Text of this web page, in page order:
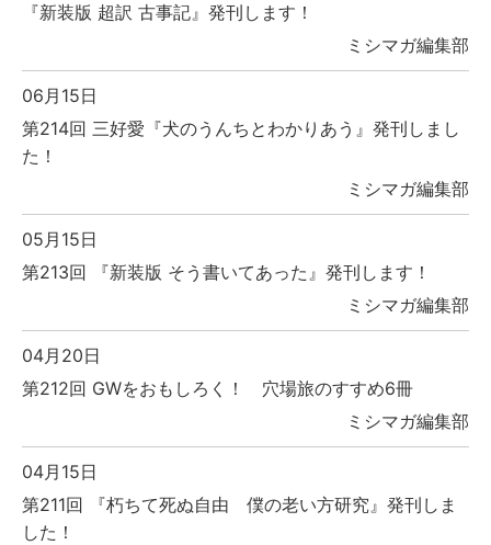
『新装版 超訳 古事記』発刊します！
ミシマガ編集部
06月15日
第214回 三好愛『犬のうんちとわかりあう』発刊しまし
た！
ミシマガ編集部
05月15日
第213回 『新装版 そう書いてあった』発刊します！
ミシマガ編集部
04月20日
第212回 GWをおもしろく！ 穴場旅のすすめ6冊
ミシマガ編集部
04月15日
第211回 『朽ちて死ぬ自由 僕の老い方研究』発刊しま
した！